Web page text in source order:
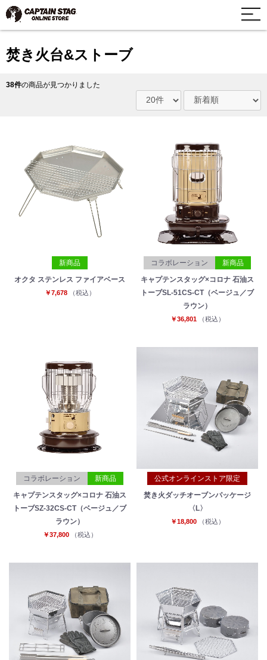
焚き火台&ストーブ
38件の商品が見つかりました
新商品
オクタ ステンレス ファイアベース
￥7,678 （税込）
コラボレーション 新商品
キャプテンスタッグ×コロナ 石油ス
トーブSL-51CS-CT（ベージュ／ブ
ラウン）
￥36,801 （税込）
コラボレーション 新商品
キャプテンスタッグ×コロナ 石油ス
トーブSZ-32CS-CT（ベージュ／ブ
ラウン）
￥37,800 （税込）
公式オンラインストア限定
焚き火ダッチオーブンパッケージ
〈L〉
￥18,800 （税込）